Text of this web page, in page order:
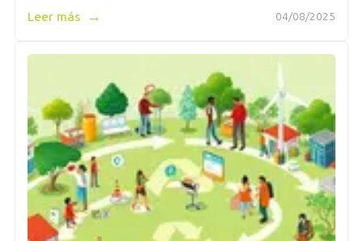
04/08/2025
Leer más →